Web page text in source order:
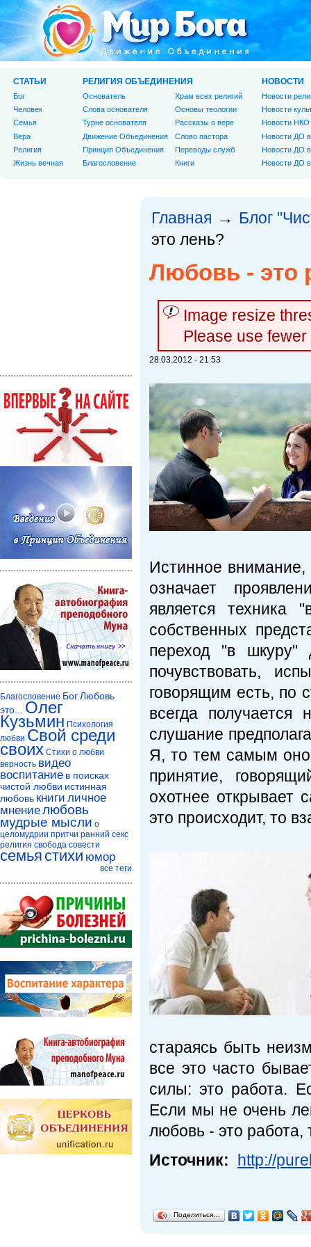
Главная → Блог
это лень?
Любовь - это
Image resize
Please use
28.03.2012 - 21:53
Истинное внимание,
означает
является техника
собственных
переход "в шкуру"
почувствовать,
говорящим есть, по
всегда получается
слушание
Я, то тем самым оно
принятие,
охотнее открывает
это происходит, то
стараясь быть
все это часто
силы: это работа.
Если мы не очень
любовь - это работа,
Источник: http://
Поделиться…
СТАТЬИ
Бог
Человек
Cемья
Вера
Религия
Жизнь вечная
РЕЛИГИЯ ОБЪЕДИНЕНИЯ
Основатель
Слова основателя
Турне основателя
Движение Объединения
Принцип Объединения
Благословение
Храм всех религий
Основы теологии
Рассказы о вере
Слово пастора
Переводы служб
Книги
НОВОСТИ
Новости
Новости
Новости НКО
Новости ДО
Новости ДО
Новости ДО
Благословение БогЛюбовь
это...
Олег
Кузьмин Психология
любви Свой среди
своих Стихи о любви
верность видео
воспитание в поисках
чистой любви истинная
любовь книги личное
мнениелюбовь
мудрые мысли о
целомудрии притчи ранний секс
религия свобода совести
семья стихи юмор
все теги